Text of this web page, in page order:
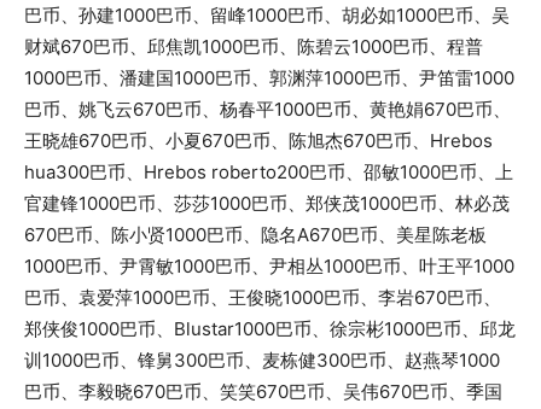
巴币、孙建1000巴币、留峰1000巴币、胡必如1000巴币、吴
财斌670巴币、邱焦凯1000巴币、陈碧云1000巴币、程普
1000巴币、潘建国1000巴币、郭渊萍1000巴币、尹笛雷1000
巴币、姚飞云670巴币、杨春平1000巴币、黄艳娟670巴币、
王晓雄670巴币、小夏670巴币、陈旭杰670巴币、Hrebos
hua300巴币、Hrebos roberto200巴币、邵敏1000巴币、上
官建锋1000巴币、莎莎1000巴币、郑侠茂1000巴币、林必茂
670巴币、陈小贤1000巴币、隐名A670巴币、美星陈老板
1000巴币、尹霄敏1000巴币、尹相丛1000巴币、叶王平1000
巴币、袁爱萍1000巴币、王俊晓1000巴币、李岩670巴币、
郑侠俊1000巴币、Blustar1000巴币、徐宗彬1000巴币、邱龙
训1000巴币、锋舅300巴币、麦栋健300巴币、赵燕琴1000
巴币、李毅晓670巴币、笑笑670巴币、吴伟670巴币、季国